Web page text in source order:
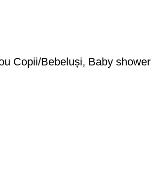
Copii/Bebeluși, Baby shower